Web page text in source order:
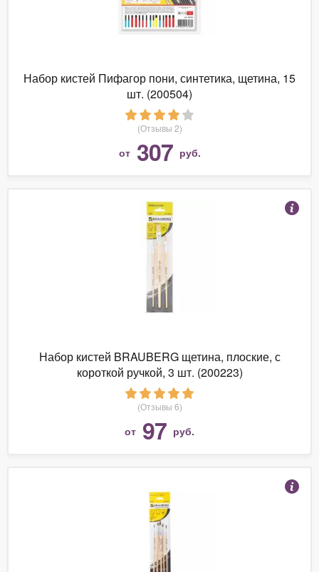
Набор кистей Пифагор пони, синтетика, щетина, 15
шт. (200504)
(Отзывы 2)
от 307 руб.
Набор кистей BRAUBERG щетина, плоские, с
короткой ручкой, 3 шт. (200223)
(Отзывы 6)
от 97 руб.